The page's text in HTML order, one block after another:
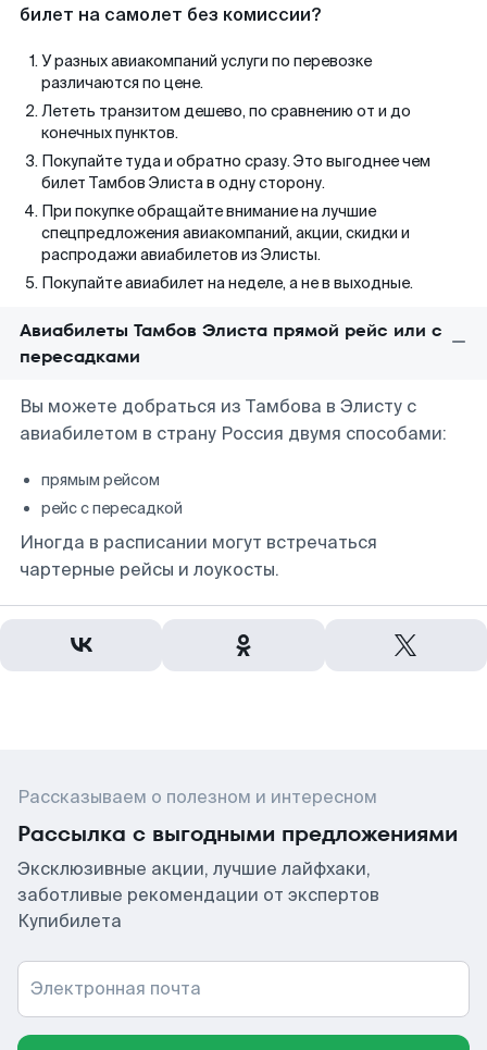
билет на самолет без комиссии?
У разных авиакомпаний услуги по перевозке
различаются по цене.
Лететь транзитом дешево, по сравнению от и до
конечных пунктов.
Покупайте туда и обратно сразу. Это выгоднее чем
билет Тамбов Элиста в одну сторону.
При покупке обращайте внимание на лучшие
спецпредложения авиакомпаний, акции, скидки и
распродажи авиабилетов из Элисты.
Покупайте авиабилет на неделе, а не в выходные.
Авиабилеты Тамбов Элиста прямой рейс или с
пересадками
Вы можете добраться из Тамбова в Элисту с
авиабилетом в страну Россия двумя способами:
прямым рейсом
рейс с пересадкой
Иногда в расписании могут встречаться
чартерные рейсы и лоукосты.
Рассказываем о полезном и интересном
Рассылка с выгодными предложениями
Эксклюзивные акции, лучшие лайфхаки,
заботливые рекомендации от экспертов
Купибилета
Электронная почта